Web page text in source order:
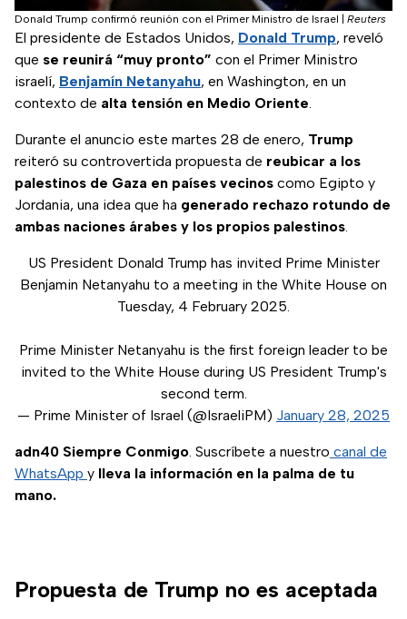
Donald Trump confirmó reunión con el Primer Ministro de Israel Reuters
El presidente de Estados Unidos, Donald Trump, reveló
que se reunirá “muy pronto” con el Primer Ministro
israelí, Benjamín Netanyahu, en Washington, en un
contexto de alta tensión en Medio Oriente.
Durante el anuncio este martes 28 de enero, Trump
reiteró su controvertida propuesta de reubicar a los
palestinos de Gaza en países vecinos como Egipto y
Jordania, una idea que ha generado rechazo rotundo de
ambas naciones árabes y los propios palestinos.
US President Donald Trump has invited Prime Minister
Benjamin Netanyahu to a meeting in the White House on
Tuesday, 4 February 2025.
Prime Minister Netanyahu is the first foreign leader to be
invited to the White House during US President Trump's
second term.
— Prime Minister of Israel (@IsraeliPM) January 28, 2025
adn40 Siempre Conmigo. Suscríbete a nuestro canal de
WhatsApp y lleva la información en la palma de tu
mano.
Propuesta de Trump no es aceptada